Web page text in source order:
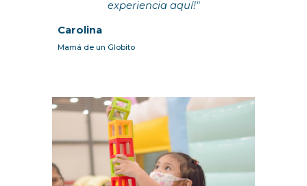
experiencia aquí!"
Carolina
Mamá de un Globito